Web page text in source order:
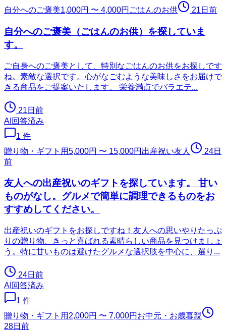
自分へのご褒美1,000円 〜 4,000円 ごはんのお供 21日前
自分へのご褒美（ごはんのお供）を探していま
す。
ご自身へのご褒美として、特別なごはんのお供をお探しです
ね。素敵な選択です。心がなごむような美味しさをお届けで
きる商品をご提案いたします。 栄養満点でバラエテ...
21日前
AI回答済み
1 件
贈り物・ギフト用5,000円 〜 15,000円 出産祝い友人
24日
前
友人への出産祝いのギフトを探しています。 甘い
ものがなし。グルメで簡単に調理できるものをお
すすめしてください。
出産祝いのギフトをお探しですね！友人への思いやりたっぷ
りの贈り物、きっと喜ばれる素晴らしい商品を見つけましょ
う。特に甘いものは避けたグルメな選択肢を中心に、選り...
24日前
AI回答済み
1 件
贈り物・ギフト用 2,000円 〜 7,000円 お中元・お歳暮親
28日前